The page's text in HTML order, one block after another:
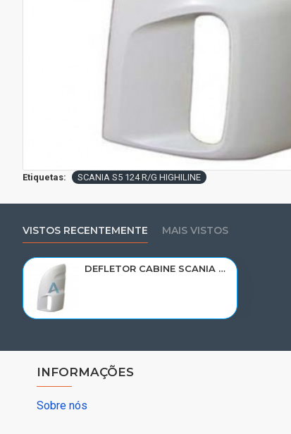
Etiquetas: SCANIA S5 124 R/G HIGHILINE
VISTOS RECENTEMENTE MAIS VISTOS
DEFLETOR CABINE SCANIA S5 124 R/G LE 1538384/1751405
INFORMAÇÕES
Sobre nós